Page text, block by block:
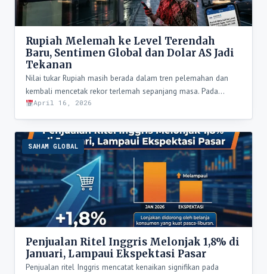
Rupiah Melemah ke Level Terendah
Baru, Sentimen Global dan Dolar AS Jadi
Tekanan
Nilai tukar Rupiah masih berada dalam tren pelemahan dan
kembali mencetak rekor terlemah sepanjang masa. Pada…
April 16, 2026
SAHAM GLOBAL
Penjualan Ritel Inggris Melonjak 1,8% di
Januari, Lampaui Ekspektasi Pasar
Penjualan ritel Inggris mencatat kenaikan signifikan pada